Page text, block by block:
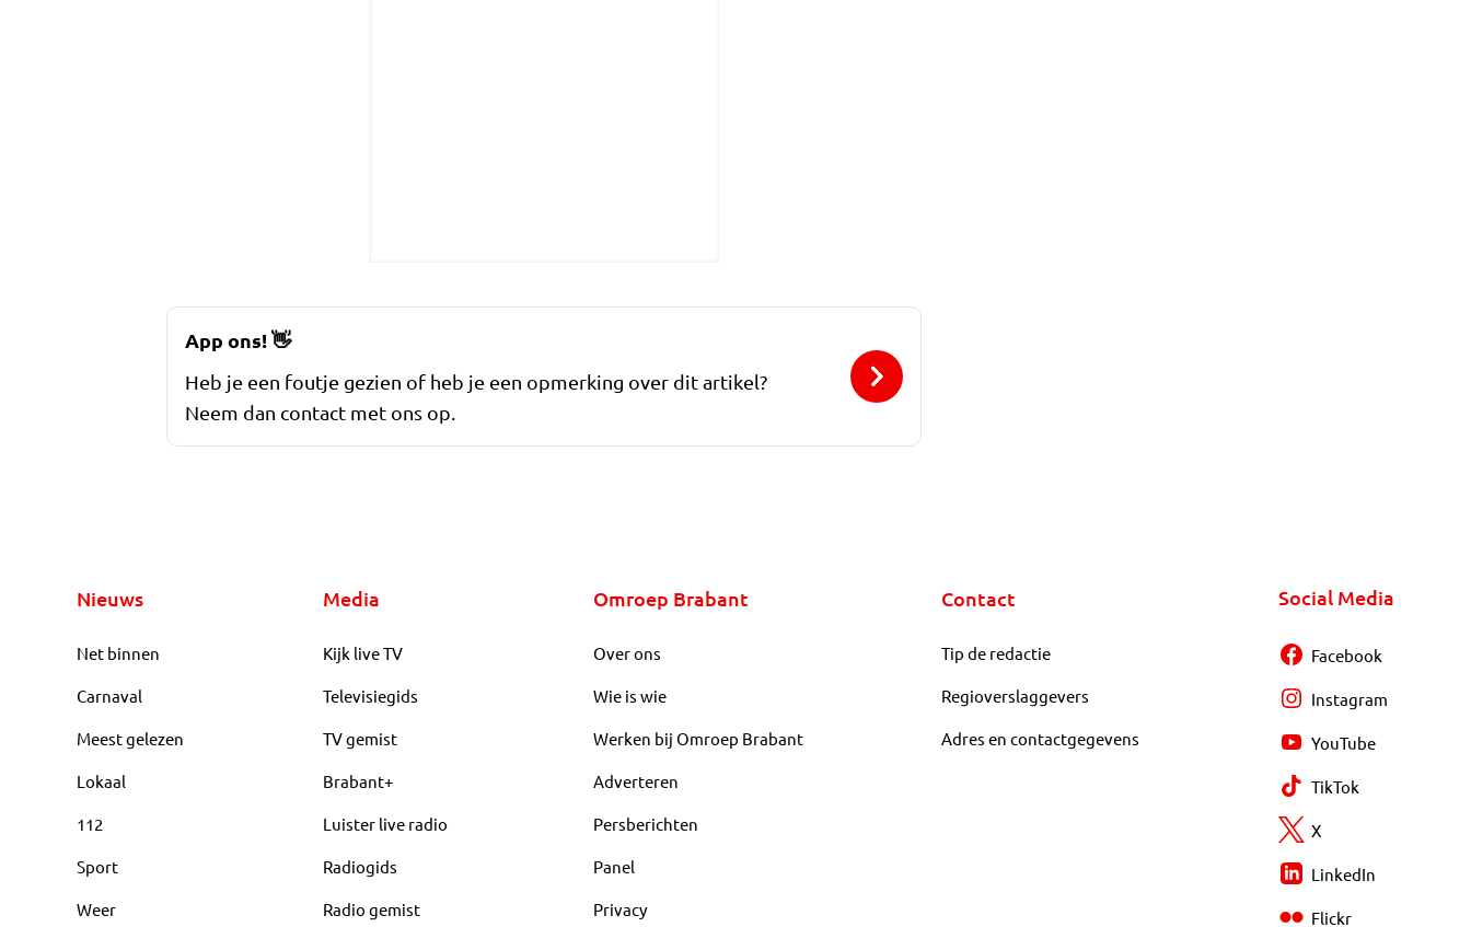
App ons!👋
Heb je een foutje gezien of heb je een opmerking over dit artikel?
Neem dan contact met ons op.
Nieuws
Net binnen
Carnaval
Meest gelezen
Lokaal
112
Sport
Weer
Media
Kijk live TV
Televisiegids
TV gemist
Brabant+
Luister live radio
Radiogids
Radio gemist
Omroep Brabant
Over ons
Wie is wie
Werken bij Omroep Brabant
Adverteren
Persberichten
Panel
Privacy
Contact
Tip de redactie
Regioverslaggevers
Adres en contactgegevens
Social Media
Facebook
Instagram
YouTube
TikTok
X
LinkedIn
Flickr